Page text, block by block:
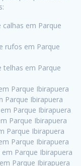
em Parque
rufos em Parque
telhas em Parque
Parque Ibirapuera
Parque Ibirapuera
Parque Ibirapuera
Parque Ibirapuera
Parque Ibirapuera
Parque Ibirapuera
Parque Ibirapuera
Parque Ibirapuera